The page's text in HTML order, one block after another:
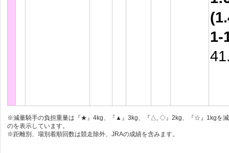
1-
※減量騎手の負担重量は『★』4kg、『▲』3kg、『△, ◇』2kg、『☆』1kgを
のを表示しています。
※距離別、場別着順回数は競走除外、JRAの成績を含みます。